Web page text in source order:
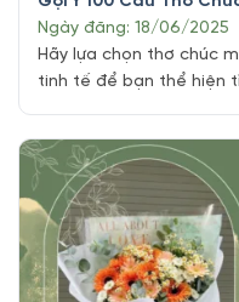
Ngày đăng: 18/06/2025
Hãy lựa chọn thơ chúc
tinh tế để bạn thể hiện
Những lời thơ nhẹ
bạn bày tỏ cảm xúc [...]